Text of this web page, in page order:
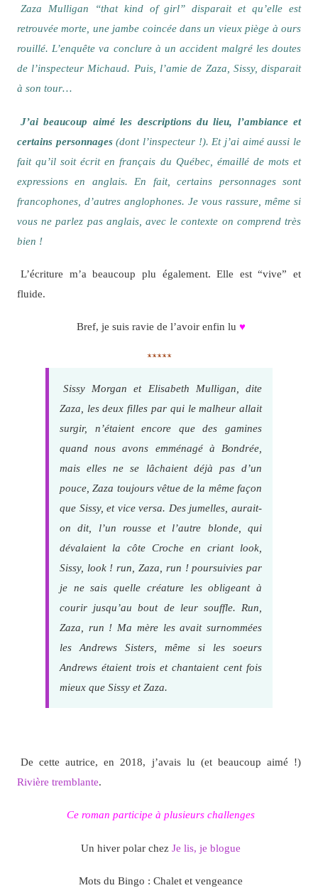
Zaza Mulligan “that kind of girl” disparait et qu’elle est
retrouvée morte, une jambe coincée dans un vieux piège à ours
rouillé. L’enquête va conclure à un accident malgré les doutes
de l’inspecteur Michaud. Puis, l’amie de Zaza, Sissy, disparait
à son tour…
J’ai beaucoup aimé les descriptions du lieu, l’ambiance et
certains personnages(dont l’inspecteur !). Et j’ai aimé aussi le
fait qu’il soit écrit en français du Québec, émaillé de mots et
expressions en anglais. En fait, certains personnages sont
francophones, d’autres anglophones. Je vous rassure, même si
vous ne parlez pas anglais, avec le contexte on comprend très
bien !
L’écriture m’a beaucoup plu également. Elle est “vive” et
fluide.
Bref, je suis ravie de l’avoir enfin lu ♥
*****
Sissy Morgan et Elisabeth Mulligan, dite
Zaza, les deux filles par qui le malheur allait
surgir, n’étaient encore que des gamines
quand nous avons emménagé à Bondrée,
mais elles ne se lâchaient déjà pas d’un
pouce, Zaza toujours vêtue de la même façon
que Sissy, et vice versa. Des jumelles, aurait-
on dit, l’un rousse et l’autre blonde, qui
dévalaient la côte Croche en criant look,
Sissy, look ! run, Zaza, run ! poursuivies par
je ne sais quelle créature les obligeant à
courir jusqu’au bout de leur souffle. Run,
Zaza, run ! Ma mère les avait surnommées
les Andrews Sisters, même si les soeurs
Andrews étaient trois et chantaient cent fois
mieux que Sissy et Zaza.
De cette autrice, en 2018, j’avais lu (et beaucoup aimé !)
Rivière tremblante.
Ce roman participe à plusieurs challenges
Un hiver polar chez Je lis, je blogue
Mots du Bingo : Chalet et vengeance